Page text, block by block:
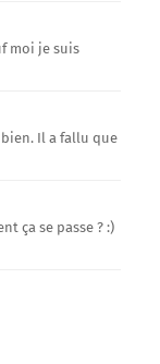
moi je suis
Il a fallu que
ça se passe ? :)